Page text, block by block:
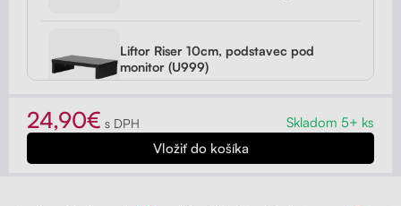
Liftor Riser 10cm, podstavec pod
monitor (U999)
Liftor Riser 10cm, podstavec pod
monitor (U788)
24,90€ s DPH Skladom 5+ ks